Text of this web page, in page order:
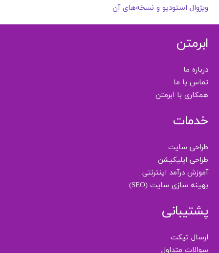
ویژوال استودیو و نسخه‌های آن
ابرمتن
درباره ما
تماس با ما
همکاری با ابرمتن
خدمات
طراحی سایت
طراحی اپلیکیشن
آموزش درآمد اینترنتی
بهینه سازی سایت (SEO)
پشتیبانی
ارسال تیکت
سوالات متداول